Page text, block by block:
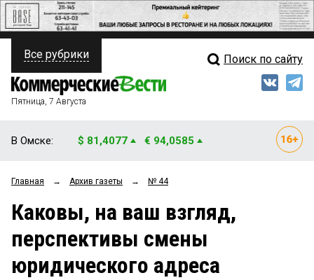
ПОЛИТИКА
ФИНАНСЫ
ОБЩЕСТВО
ЗАКОН
НОВОСТИ КОМПАНИЙ
Свежий выпуск
Рейтинги
Блоги
Архив
Все рубрики Поиск по сайту
Пятница, 7 Августа
В Омске: $ 81,4077 € 94,0585
Главная → Архив газеты → № 44
Каковы, на ваш взгляд,
перспективы смены
юридического адреса